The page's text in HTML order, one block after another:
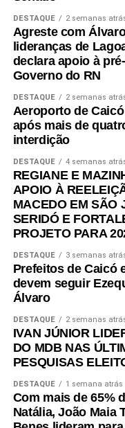
DESTAQUE 2 semanas
Agreste com
lideranças de
declara apoio à
Governo do RN
DESTAQUE 2 semanas
Aeroporto de
após mais de
interdição
DESTAQUE 4 semanas
REGIANE E
APOIO À
MACEDO EM SÃO
SERIDÓ E
PROJETO PARA
DESTAQUE 3 semanas
Prefeitos de Caicó
devem seguir
Álvaro
DESTAQUE 2 semanas
IVAN JÚNIOR
DO MDB NAS
PESQUISAS
DESTAQUE 1 semana atrás
Com mais de 65%
Natália, João Maia